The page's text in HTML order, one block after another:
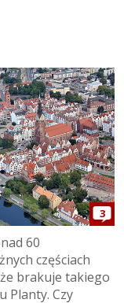
3
60
częściach
brakuje takiego
Planty. Czy